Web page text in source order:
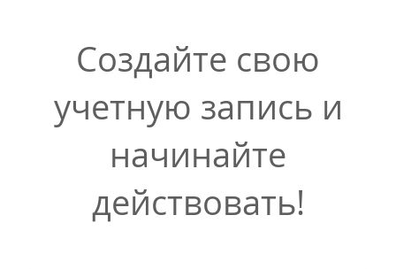
Создайте свою
учетную запись и
начинайте
действовать!